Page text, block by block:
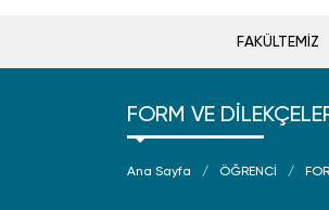
FAKÜLTEMİZ
FORM VE
Ana Sayfa ÖĞRENCİ